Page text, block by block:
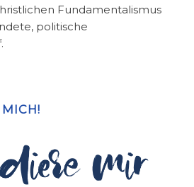
Fundamentalismus
politische